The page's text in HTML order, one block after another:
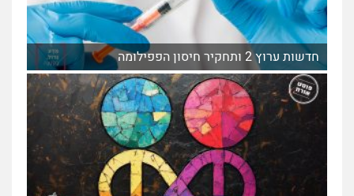
חדשות ערוץ 2 ותחקיר חיסון הפפילומה